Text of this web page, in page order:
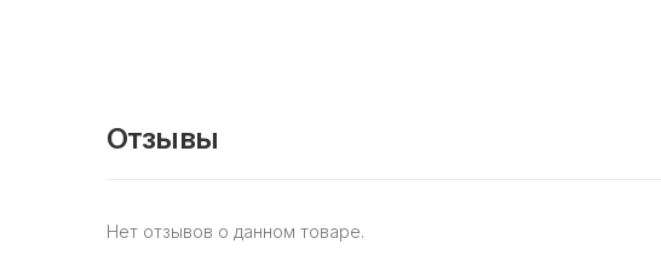
Отзывы
Нет отзывов о данном товаре.